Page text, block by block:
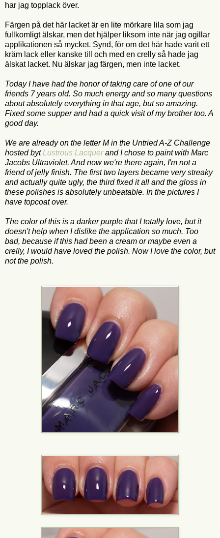
har jag topplack över.
Färgen på det här lacket är en lite mörkare lila som jag
fullkomligt älskar, men det hjälper liksom inte när jag ogillar
applikationen så mycket. Synd, för om det här hade varit ett
kräm lack eller kanske till och med en crelly så hade jag
älskat lacket. Nu älskar jag färgen, men inte lacket.
Today I have had the honor of taking care of one of our
friends 7 years old. So much energy and so many questions
about absolutely everything in that age, but so amazing.
Fixed some supper and had a quick visit of my brother too. A
good day.
We are already on the letter M in the Untried A-Z Challenge
hosted byt Lustrous Lacquerand I chose to paint with Marc
Jacobs Ultraviolet. And now we're there again, I'm not a
friend of jelly finish. The first two layers became very streaky
and actually quite ugly, the third fixed it all and the gloss in
these polishes is absolutely unbeatable. In the pictures I
have topcoat over.
The color of this is a darker purple that I totally love, but it
doesn't help when I dislike the application so much. Too
bad, because if this had been a cream or maybe even a
crelly, I would have loved the polish. Now I love the color, but
not the polish.